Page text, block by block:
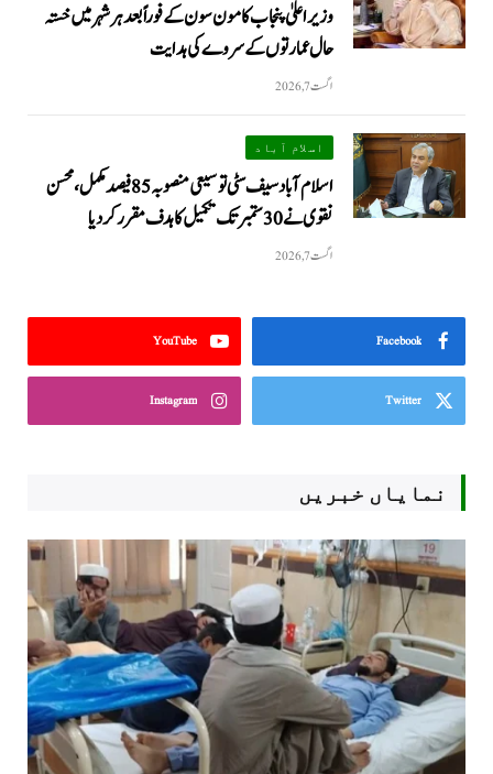
وزیراعلیٰ پنجاب کا مون سون کے فوراً بعد ہر شہر میں خستہ
حال عمارتوں کے سروے کی ہدایت
اگست 7, 2026
اسلام آباد
اسلام آباد سیف سٹی توسیعی منصوبہ 85 فیصد مکمل، محسن
نقوی نے 30 ستمبر تک تکمیل کا ہدف مقرر کر دیا
اگست 7, 2026
Facebook
YouTube
Twitter
Instagram
نمایاں خبریں